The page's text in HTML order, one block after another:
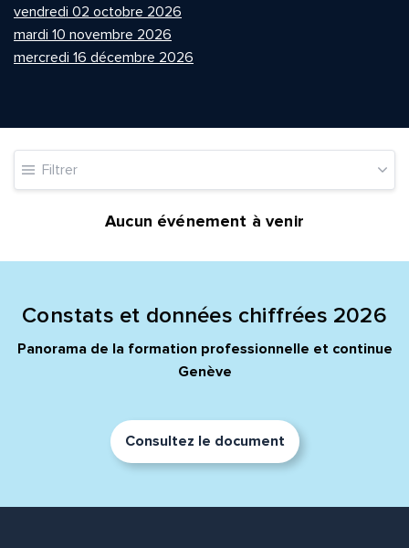
vendredi 02 octobre 2026
mardi 10 novembre 2026
mercredi 16 décembre 2026
Filtrer
Aucun événement à venir
Constats et données chiffrées 2026
Panorama de la formation professionnelle et continue
Genève
Consultez le document
Quelle est la pertinence de cette page?
Commentaire*